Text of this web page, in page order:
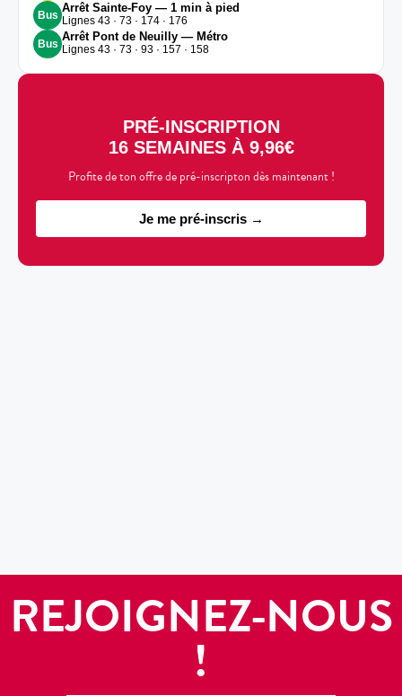
Bus
Arrêt Sainte-Foy — 1 min à pied
Lignes 43 · 73 · 174 · 176
Bus
Arrêt Pont de Neuilly — Métro
Lignes 43 · 73 · 93 · 157 · 158
PRÉ-INSCRIPTION
16 SEMAINES À 9,96€
Profite de ton offre de pré-inscripton dès maintenant !
Je me pré-inscris →
REJOIGNEZ-NOUS
!